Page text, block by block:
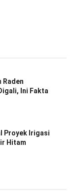
Raden
Ini Fakta
Proyek Irigasi
Hitam